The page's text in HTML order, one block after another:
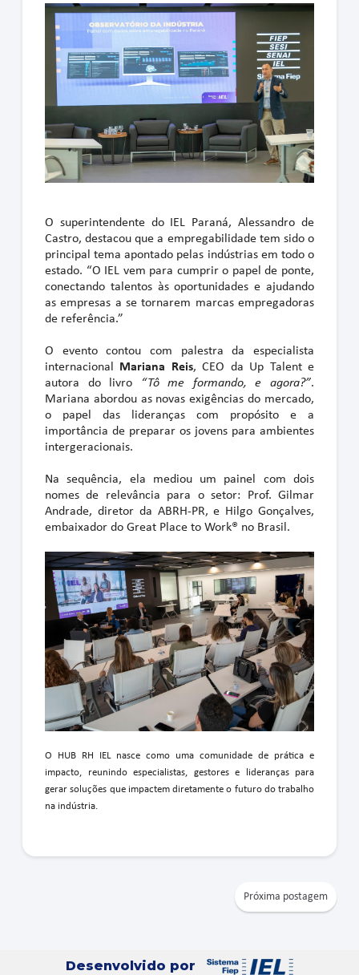
O superintendente do IEL Paraná, Alessandro de
Castro, destacou que a empregabilidade tem sido o
principal tema apontado pelas indústrias em todo o
estado. “O IEL vem para cumprir o papel de ponte,
conectando talentos às oportunidades e ajudando
as empresas a se tornarem marcas empregadoras
de referência.”
O evento contou com palestra da especialista
internacional Mariana Reis, CEO da Up Talent e
autora do livro “Tô me formando, e agora?”.
Mariana abordou as novas exigências do mercado,
o papel das lideranças com propósito e a
importância de preparar os jovens para ambientes
intergeracionais.
Na sequência, ela mediou um painel com dois
nomes de relevância para o setor: Prof. Gilmar
Andrade, diretor da ABRH-PR, e Hilgo Gonçalves,
embaixador do Great Place to Work® no Brasil.
O HUB RH IEL nasce como uma comunidade de prática e
impacto, reunindo especialistas, gestores e lideranças para
gerar soluções que impactem diretamente o futuro do trabalho
na indústria.
Próxima postagem
Desenvolvido por